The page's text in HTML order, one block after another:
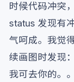
时候代码冲突
status 发现有
气呵成。我觉
续画图时发现
我可去你的。